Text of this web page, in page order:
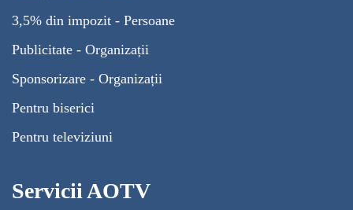
3,5% din impozit - Persoane
Publicitate - Organizații
Sponsorizare - Organizații
Pentru biserici
Pentru televiziuni
Servicii AOTV